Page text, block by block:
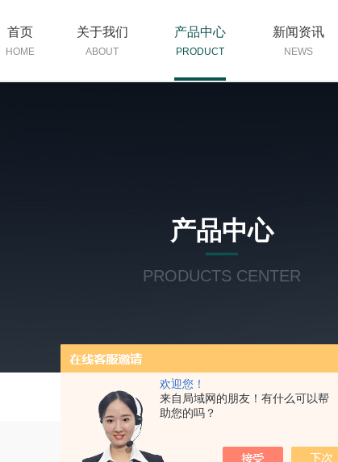
欢迎您！
来自局域网的朋友！有什么可以帮
助您的吗？
首页
HOME
关于我们
ABOUT
产品中心
PRODUCT
新闻资讯
NEWS
产品中心
PRODUCTS CENTER